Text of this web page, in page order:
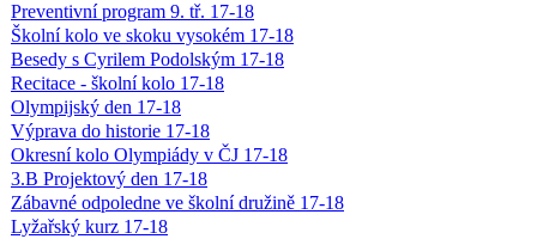
Preventivní program 9. tř. 17-18
Školní kolo ve skoku vysokém 17-18
Besedy s Cyrilem Podolským 17-18
Recitace - školní kolo 17-18
Olympijský den 17-18
Výprava do historie 17-18
Okresní kolo Olympiády v ČJ 17-18
3.B Projektový den 17-18
Zábavné odpoledne ve školní družině 17-18
Lyžařský kurz 17-18